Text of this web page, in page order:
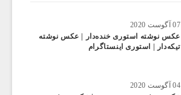
07 آگوست 2020
عکس ‌نوشته استوری خنده‌دار | عکس نوشته
تیکه‌دار | استوری اینستاگرام
04 آگوست 2020